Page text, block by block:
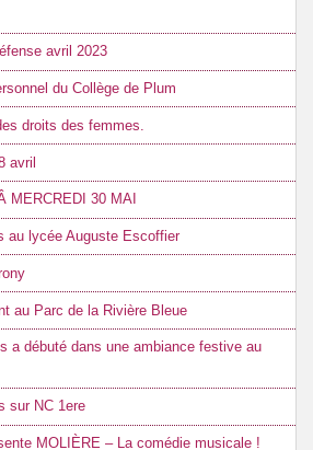
avril 2023
du Collège de Plum
droits des femmes.
avril
MERCREDI 30 MAI
au lycée Auguste Escoffier
au Parc de la Rivière Bleue
a débuté dans une ambiance festive au
sur NC 1ere
MOLIÈRE – La comédie musicale !